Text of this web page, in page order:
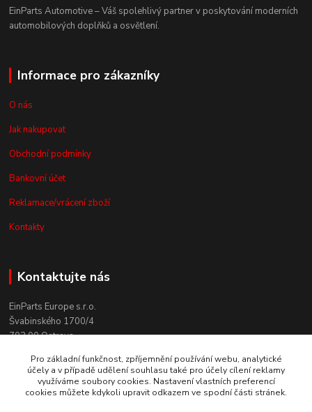
EinParts Automotive – Váš spolehlivý partner v poskytování moderních
automobilových doplňků a osvětlení.
Informace pro zákazníky
O nás
Jak nakupovat
Obchodní podmínky
Bankovní účet
Reklamace/vrácení zboží
Kontakty
Kontaktujte nás
EinParts Europe s.r.o.
Švabinského 1700/4
702 00 Ostrava
+420 558 080 004
(po. - pá. 9:00-13:00)
obchod@einparts.cz
Pro základní funkčnost, zpříjemnění používání webu, analytické
účely a v případě udělení souhlasu také pro účely cílení reklamy
využíváme soubory cookies. Nastavení vlastních preferencí
cookies můžete kdykoli upravit odkazem ve spodní části stránek.